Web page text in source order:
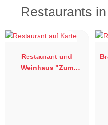
Restaurants
Restaurant und
Weinhaus "Zum